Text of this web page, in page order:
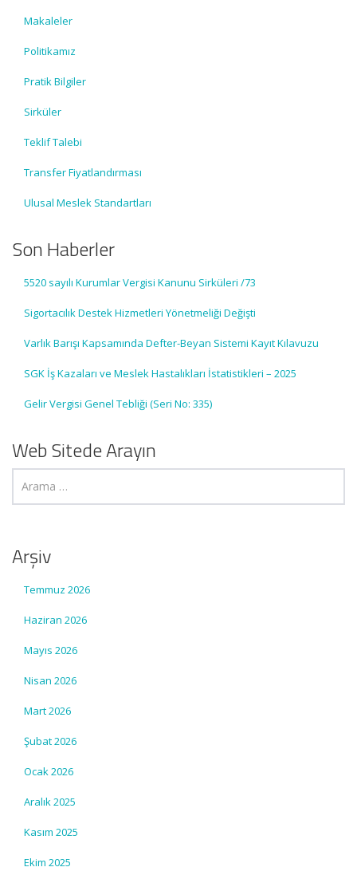
Makaleler
Politikamız
Pratik Bilgiler
Sirküler
Teklif Talebi
Transfer Fiyatlandırması
Ulusal Meslek Standartları
Son Haberler
5520 sayılı Kurumlar Vergisi Kanunu Sirküleri /73
Sigortacılık Destek Hizmetleri Yönetmeliği Değişti
Varlık Barışı Kapsamında Defter-Beyan Sistemi Kayıt Kılavuzu
SGK İş Kazaları ve Meslek Hastalıkları İstatistikleri – 2025
Gelir Vergisi Genel Tebliği (Seri No: 335)
Web Sitede Arayın
Arşiv
Temmuz 2026
Haziran 2026
Mayıs 2026
Nisan 2026
Mart 2026
Şubat 2026
Ocak 2026
Aralık 2025
Kasım 2025
Ekim 2025